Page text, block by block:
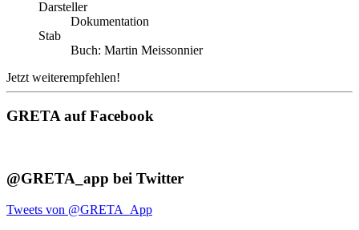
Darsteller
Dokumentation
Stab
Buch: Martin Meissonnier
Jetzt weiterempfehlen!
GRETA auf Facebook
@GRETA_app bei Twitter
Tweets von @GRETA_App